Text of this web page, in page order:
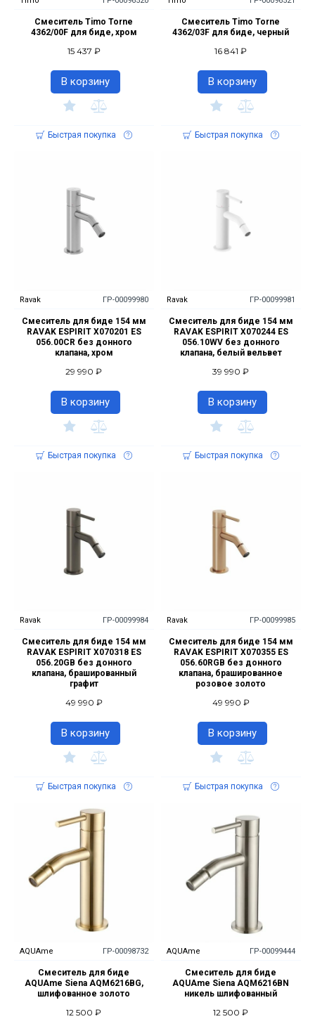
Смеситель Timo Torne
4362/00F для биде, хром
15 437 ₽
В корзину
Быстрая покупка
Смеситель Timo Torne
4362/03F для биде, черный
16 841 ₽
В корзину
Быстрая покупка
Ravak ГР-00099980
Смеситель для биде 154 мм
RAVAK ESPIRIT X070201 ES
056.00CR без донного
клапана, хром
29 990 ₽
В корзину
Быстрая покупка
Ravak ГР-00099981
Смеситель для биде 154 мм
RAVAK ESPIRIT X070244 ES
056.10WV без донного
клапана, белый вельвет
39 990 ₽
В корзину
Быстрая покупка
Ravak ГР-00099984
Смеситель для биде 154 мм
RAVAK ESPIRIT X070318 ES
056.20GB без донного
клапана, брашированный
графит
49 990 ₽
В корзину
Быстрая покупка
Ravak ГР-00099985
Смеситель для биде 154 мм
RAVAK ESPIRIT X070355 ES
056.60RGB без донного
клапана, брашированное
розовое золото
49 990 ₽
В корзину
Быстрая покупка
AQUAme ГР-00098732
Смеситель для биде
AQUAme Siena AQM6216BG,
шлифованное золото
12 500 ₽
AQUAme ГР-00099444
Смеситель для биде
AQUAme Siena AQM6216BN
никель шлифованный
12 500 ₽